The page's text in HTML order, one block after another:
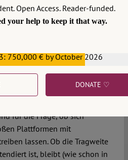
derartigen Konzepts hat sich
nicht angeboten. Der
System ist nicht einmal
mit
Dimension zu verbreiten.
apolitischer Sachverhalt zum
Meinungsaustausch auf
für die Frage, ob sich
Plattformen mit
lassen. Ob die Tragweite
ist, bleibt (wie schon in
Open Access. Reader-funded.
your help to keep it that way.
750,000 € by October 2026
DONATE ♡